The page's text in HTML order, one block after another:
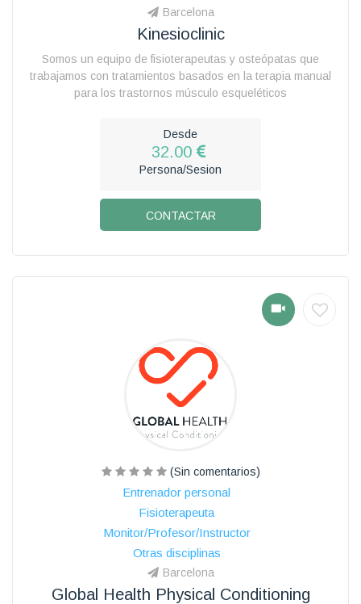
Barcelona
Kinesioclinic
Somos un equipo de fisioterapeutas y osteópatas que
trabajamos con tratamientos basados en la terapia manual
para los trastornos músculo esqueléticos
Desde
32.00
Persona/Sesion
CONTACTAR
(Sin comentarios)
Entrenador personal
Fisioterapeuta
Monitor/Profesor/Instructor
Otras disciplinas
Barcelona
Global Health Physical Conditioning